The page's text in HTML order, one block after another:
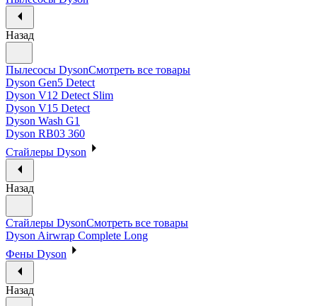
Назад
Пылесосы DysonСмотреть все товары
Dyson Gen5 Detect
Dyson V12 Detect Slim
Dyson V15 Detect
Dyson Wash G1
Dyson RB03 360
Стайлеры Dyson
Назад
Стайлеры DysonСмотреть все товары
Dyson Airwrap Complete Long
Фены Dyson
Назад